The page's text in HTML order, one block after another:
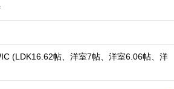
(LDK16.62帖、洋室7帖、洋室6.06帖、洋